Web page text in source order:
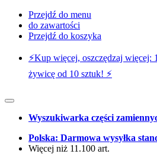
Przejdź do menu
do zawartości
Przejdź do koszyka
⚡️Kup więcej, oszczędzaj więcej:
żywicę od 10 sztuk! ⚡️
Wyszukiwarka części
Polska: Darmowa wysyłka
Więcej niż 11.100 art.